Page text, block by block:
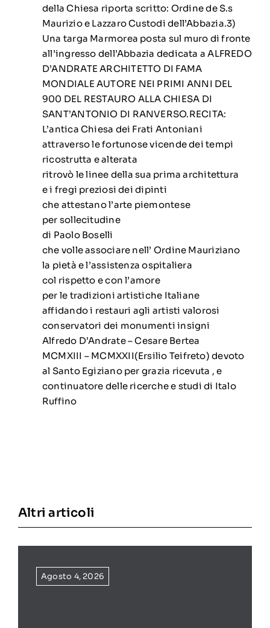
della Chiesa riporta scritto: Ordine de S.s
Maurizio e Lazzaro Custodi dell’Abbazia.3)
Una targa Marmorea posta sul muro di fronte
all’ingresso dell’Abbazia dedicata a ALFREDO
D’ANDRATE ARCHITETTO DI FAMA
MONDIALE AUTORE NEI PRIMI ANNI DEL
900 DEL RESTAURO ALLA CHIESA DI
SANT’ANTONIO DI RANVERSO.RECITA:
L’antica Chiesa dei Frati Antoniani
attraverso le fortunose vicende dei tempi
ricostrutta e alterata
ritrovò le linee della sua prima architettura
e i fregi preziosi dei dipinti
che attestano l’arte piemontese
per sollecitudine
di Paolo Boselli
che volle associare nell’ Ordine Mauriziano
la pietà e l’assistenza ospitaliera
col rispetto e con l’amore
per le tradizioni artistiche Italiane
affidando i restauri agli artisti valorosi
conservatori dei monumenti insigni
Alfredo D’Andrate – Cesare Bertea
MCMXIII – MCMXXII(Ersilio Teifreto) devoto
al Santo Egiziano per grazia ricevuta , e
continuatore delle ricerche e studi di Italo
Ruffino
Altri articoli
Agosto 4, 2026